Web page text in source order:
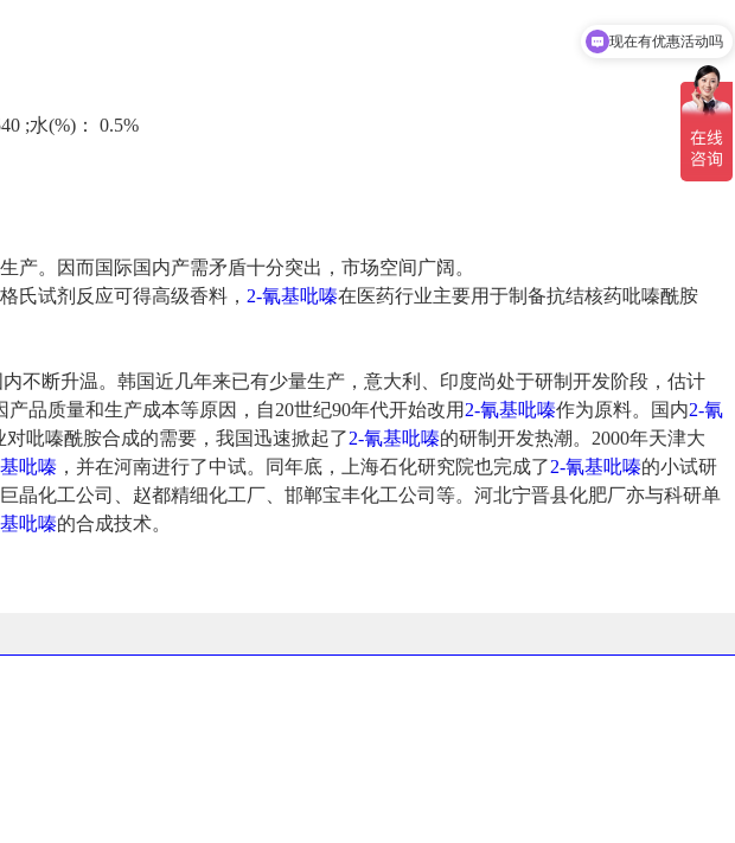
;水(%)： 0.5%
产。因而国际国内产需矛盾十分突出，市场空间广阔。
氏试剂反应可得高级香料， 2-氰基吡嗪在医药行业主要用于制备抗结核药吡嗪酰胺
不断升温。韩国近几年来已有少量生产，意大利、印度尚处于研制开发阶段，估计
品质量和生产成本等原因，自20世纪90年代开始改用 2-氰基吡嗪作为原料。国内2-氰
吡嗪酰胺合成的需要，我国迅速掀起了2-氰基吡嗪的研制开发热潮。2000年天津大
吡嗪 ，并在河南进行了中试。同年底，上海石化研究院也完成了2-氰基吡嗪的小试研
晶化工公司、赵都精细化工厂、邯郸宝丰化工公司等。河北宁晋县化肥厂亦与科研单
吡嗪的合成技术。
现在有优惠活动吗